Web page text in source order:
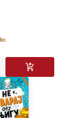
omiljeneDODAJ U